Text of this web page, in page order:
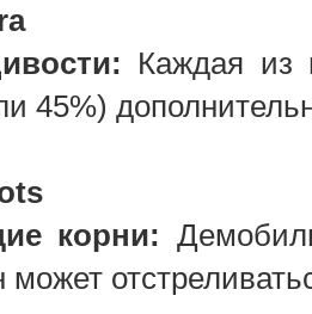
Каждая из
45%)
корни:
может